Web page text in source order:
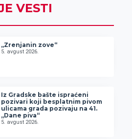
VESTI
„Zrenjanin zove“
5. avgust 2026.
Iz Gradske bašte ispraćeni
pozivari koji besplatnim pivom
ulicama grada pozivaju na 41.
„Dane piva“
5. avgust 2026.